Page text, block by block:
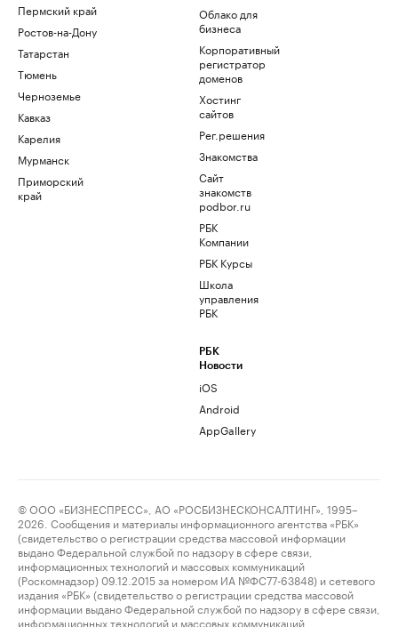
Пермский край
Ростов-на-Дону
Татарстан
Тюмень
Черноземье
Кавказ
Карелия
Мурманск
Приморский
край
Облако для
бизнеса
Корпоративный
регистратор
доменов
Хостинг
сайтов
Рег.решения
Знакомства
Сайт
знакомств
podbor.ru
РБК
Компании
РБК Курсы
Школа
управления
РБК
РБК
Новости
iOS
Android
AppGallery
© ООО «БИЗНЕСПРЕСС», АО «РОСБИЗНЕСКОНСАЛТИНГ», 1995–
2026. Сообщения и материалы информационного агентства «РБК»
(свидетельство о регистрации средства массовой информации
выдано Федеральной службой по надзору в сфере связи,
информационных технологий и массовых коммуникаций
(Роскомнадзор) 09.12.2015 за номером ИА №ФС77-63848) и сетевого
издания «РБК» (свидетельство о регистрации средства массовой
информации выдано Федеральной службой по надзору в сфере связи,
информационных технологий и массовых коммуникаций